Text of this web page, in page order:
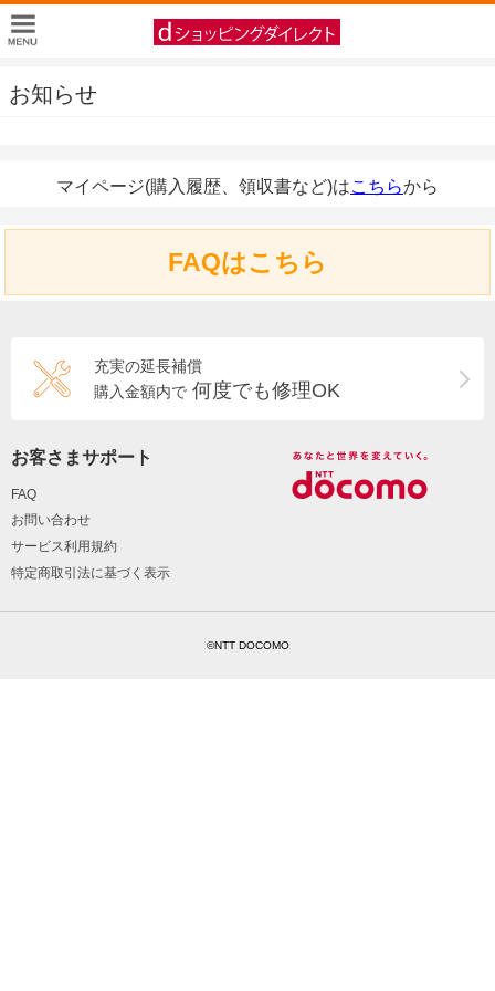
お知らせ
マイページ(購入履歴、領収書など)はこちらから
FAQはこちら
充実の延長補償
購入金額内で 何度でも修理OK
お客さまサポート
FAQ
お問い合わせ
サービス利用規約
特定商取引法に基づく表示
©NTT DOCOMO